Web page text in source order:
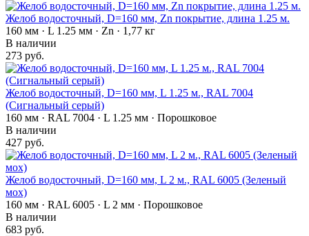
Желоб водосточный, D=160 мм, Zn покрытие, длина 1.25 м.
160 мм · L 1.25 мм · Zn · 1,77 кг
В наличии
273 руб.
Желоб водосточный, D=160 мм, L 1.25 м., RAL 7004
(Сигнальный серый)
160 мм · RAL 7004 · L 1.25 мм · Порошковое
В наличии
427 руб.
Желоб водосточный, D=160 мм, L 2 м., RAL 6005 (Зеленый
мох)
160 мм · RAL 6005 · L 2 мм · Порошковое
В наличии
683 руб.